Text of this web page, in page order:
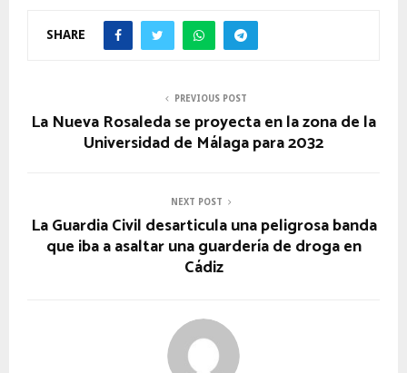
SHARE
PREVIOUS POST
La Nueva Rosaleda se proyecta en la zona de la
Universidad de Málaga para 2032
NEXT POST
La Guardia Civil desarticula una peligrosa banda
que iba a asaltar una guardería de droga en
Cádiz